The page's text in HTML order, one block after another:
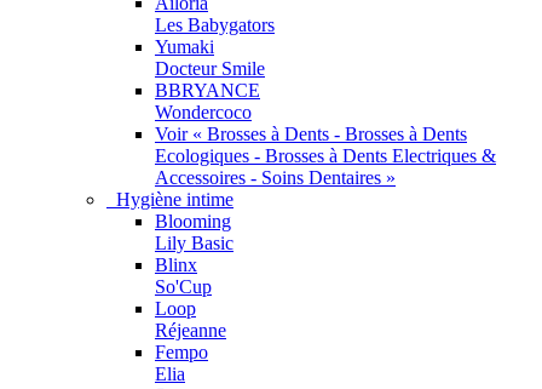
Les Babygators
Yumaki
Docteur Smile
BBRYANCE
Wondercoco
Voir « Brosses à Dents - Brosses à Dents
Ecologiques - Brosses à Dents Electriques &
Accessoires - Soins Dentaires »
Hygiène intime
Blooming
Lily Basic
Blinx
So'Cup
Loop
Réjeanne
Fempo
Elia